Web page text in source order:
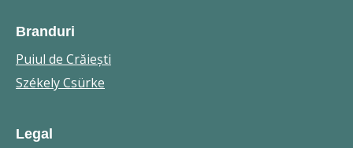
Branduri
Puiul de Crăieşti
Székely Csürke
Legal